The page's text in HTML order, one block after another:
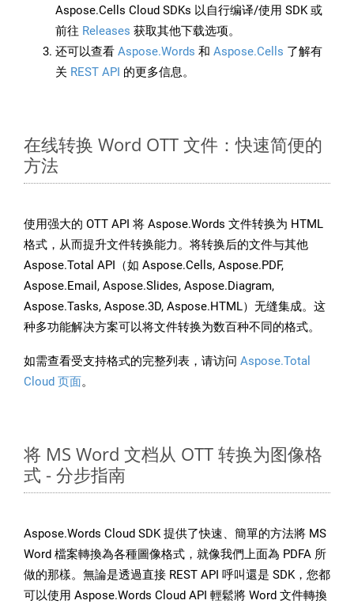
Aspose.Cells Cloud SDKs 以自行编译/使用 SDK 或
前往 Releases 获取其他下载选项。
还可以查看 Aspose.Words 和 Aspose.Cells 了解有
关 REST API 的更多信息。
在线转换 Word OTT 文件：快速简便的
方法
使用强大的 OTT API 将 Aspose.Words 文件转换为 HTML
格式，从而提升文件转换能力。将转换后的文件与其他
Aspose.Total API（如 Aspose.Cells, Aspose.PDF,
Aspose.Email, Aspose.Slides, Aspose.Diagram,
Aspose.Tasks, Aspose.3D, Aspose.HTML）无缝集成。这
种多功能解决方案可以将文件转换为数百种不同的格式。
如需查看受支持格式的完整列表，请访问 Aspose.Total
Cloud 页面。
将 MS Word 文档从 OTT 转换为图像格
式 - 分步指南
Aspose.Words Cloud SDK 提供了快速、簡單的方法將 MS
Word 檔案轉換為各種圖像格式，就像我們上面為 PDFA 所
做的那樣。無論是透過直接 REST API 呼叫還是 SDK，您都
可以使用 Aspose.Words Cloud API 輕鬆將 Word 文件轉換